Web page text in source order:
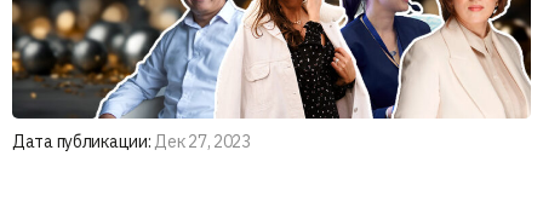
Дата публикации: Дек 27, 2023